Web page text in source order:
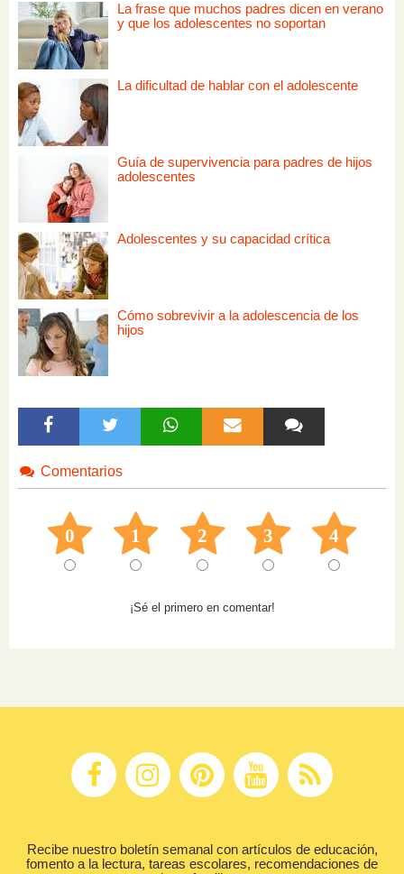
La frase que muchos padres dicen en verano
y que los adolescentes no soportan
La dificultad de hablar con el adolescente
Guía de supervivencia para padres de hijos
adolescentes
Adolescentes y su capacidad crítica
Cómo sobrevivir a la adolescencia de los
hijos
Comentarios
0 1 2 3 4
¡Sé el primero en comentar!
Recibe nuestro boletín semanal con artículos de educación,
fomento a la lectura, tareas escolares, recomendaciones de